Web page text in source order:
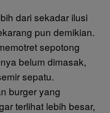
dari sekadar ilusi
pun demikian.
sepotong
belum dimasak,
sepatu.
burger yang
terlihat lebih besar,